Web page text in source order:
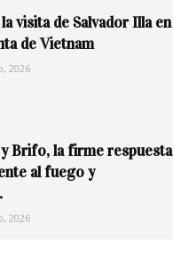
visita de Salvador Illa en
de Vietnam
2026
Brifo, la firme respuesta
al fuego y
2026